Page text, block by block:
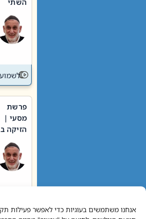
אנחנו משתמשים בעוגיות כדי לאפשר פעילות
וערב של
חיינו
לשמוע
פרשת
מסעי |
הזיקה בין
הגדול לעם
לשמוע